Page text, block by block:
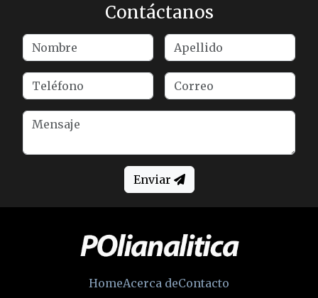
Contáctanos
Enviar
HomeAcerca deContacto